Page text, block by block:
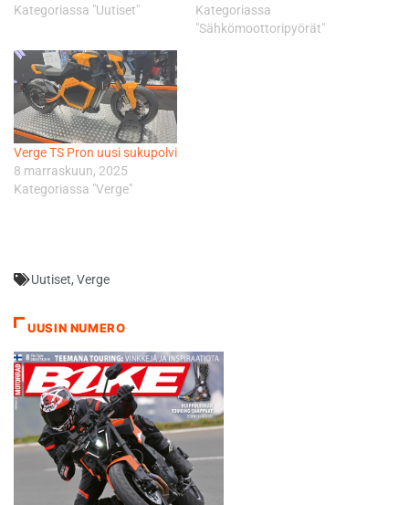
Kategoriassa "Uutiset"
Kategoriassa
"Sähkömoottoripyörät"
Verge TS Pron uusi sukupolvi
8 marraskuun, 2025
Kategoriassa "Verge"
Uutiset, Verge
UUSIN NUMERO